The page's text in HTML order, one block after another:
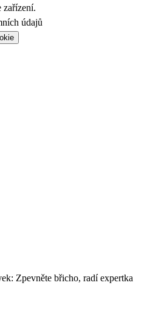
zařízení.
údajů
Zpevněte břicho, radí expertka